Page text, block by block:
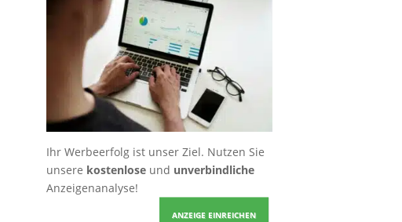
Ihr Werbeerfolg ist unser Ziel. Nutzen Sie
unsere kostenloseund unverbindliche
Anzeigenanalyse!
ANZEIGE EINREICHEN